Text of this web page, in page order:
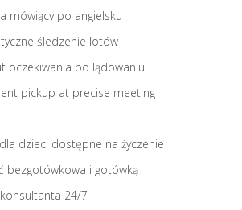
mówiący po angielsku
śledzenie lotów
oczekiwania po lądowaniu
pickup at precise meeting
dzieci dostępne na życzenie
bezgotówkowa i gotówką
24/7